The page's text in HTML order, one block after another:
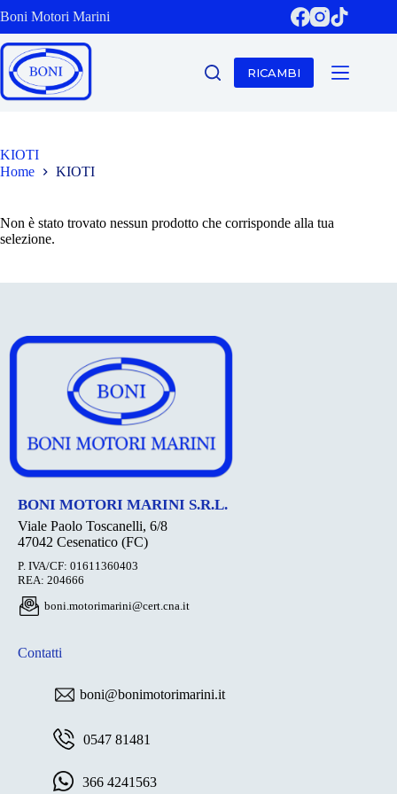
al
contenuto
Boni Motori Marini
RICAMBI
KIOTI
Home
KIOTI
Non è stato trovato nessun prodotto che corrisponde alla tua
selezione.
BONI MOTORI MARINI S.R.L.
Viale Paolo Toscanelli, 6/8
47042 Cesenatico (FC)
P. IVA/CF: 01611360403
REA: 204666
boni.motorimarini@cert.cna.it
Contatti
boni@bonimotorimarini.it
0547 81481
366 4241563